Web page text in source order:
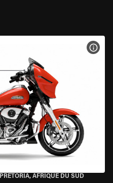
PRETORIA, AFRIQUE DU SUD